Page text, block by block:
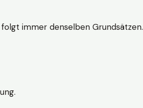
folgt immer denselben Grundsätzen.